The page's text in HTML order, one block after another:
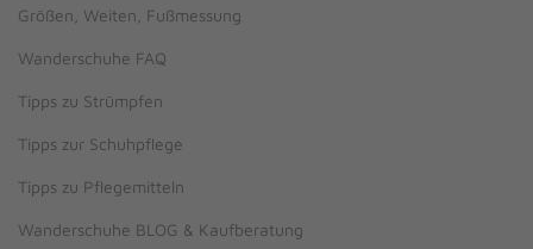
Größen, Weiten, Fußmessung
Wanderschuhe FAQ
Tipps zu Strümpfen
Tipps zur Schuhpflege
Tipps zu Pflegemitteln
Wanderschuhe BLOG & Kaufberatung